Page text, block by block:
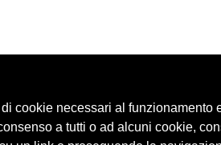
cookie necessari al funzionamento
a tutti o ad alcuni cookie,